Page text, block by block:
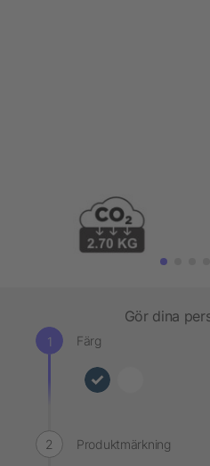
Gör dina
Färg
Produktmärkning